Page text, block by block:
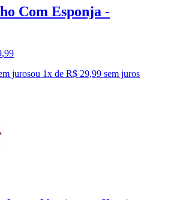
Com Esponja -
,99
jurosou 1x de R$ 29,99 sem juros